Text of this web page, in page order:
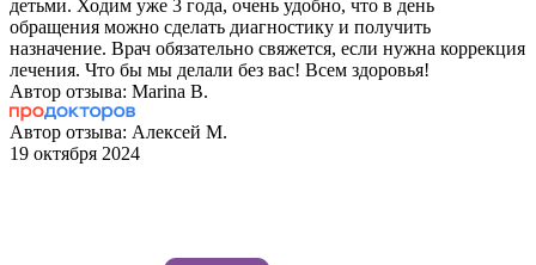
детьми. Ходим уже 3 года, очень удобно, что в день
обращения можно сделать диагностику и получить
назначение. Врач обязательно свяжется, если нужна коррекция
лечения. Что бы мы делали без вас! Всем здоровья!
Автор отзыва: Marina B.
Автор отзыва: Алексей М.
19 октября 2024